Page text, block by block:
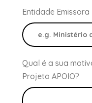
Entidade Emissora
Qual é a sua
Projeto APOIO?